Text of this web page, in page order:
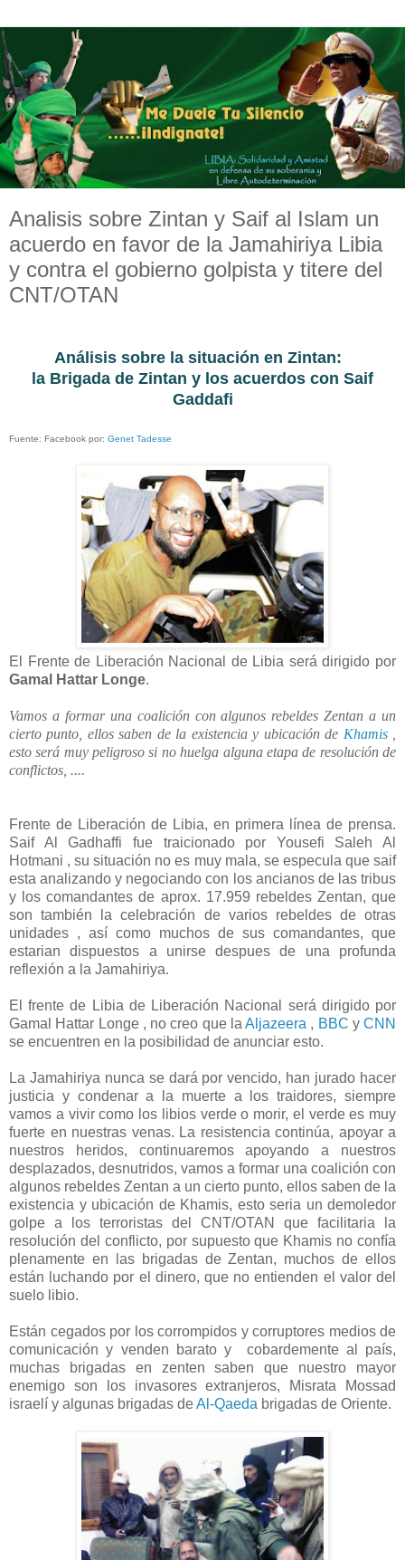
Analisis sobre Zintan y Saif al Islam un
acuerdo en favor de la Jamahiriya Libia
y contra el gobierno golpista y titere del
CNT/OTAN
Análisis sobre la situación en Zintan:
la Brigada de Zintan y los acuerdos con Saif
Gaddafi
Fuente: Facebook por: Genet Tadesse
El Frente de Liberación Nacional de Libia será dirigido por
Gamal Hattar Longe.
Vamos a formar una coalición con algunos rebeldes Zentan a un
cierto punto, ellos saben de la existencia y ubicación de Khamis,
esto será muy peligroso si no huelga alguna etapa de resolución de
conflictos, ....
Frente de Liberación de Libia, en primera línea de prensa.
Saif Al Gadhaffi fue traicionado por Yousefi Saleh Al
Hotmani , su situación no es muy mala, se especula que saif
esta analizando y negociando con los ancianos de las tribus
y los comandantes de aprox. 17.959 rebeldes Zentan, que
son también la celebración de varios rebeldes de otras
unidades , así como muchos de sus comandantes, que
estarian dispuestos a unirse despues de una profunda
reflexión a la Jamahiriya.
El frente de Libia de Liberación Nacional será dirigido por
Gamal Hattar Longe , no creo que la Aljazeera , BBC y CNN
se encuentren en la posibilidad de anunciar esto.
La Jamahiriya nunca se dará por vencido, han jurado hacer
justicia y condenar a la muerte a los traidores, siempre
vamos a vivir como los libios verde o morir, el verde es muy
fuerte en nuestras venas. La resistencia continúa, apoyar a
nuestros heridos, continuaremos apoyando a nuestros
desplazados, desnutridos, vamos a formar una coalición con
algunos rebeldes Zentan a un cierto punto, ellos saben de la
existencia y ubicación de Khamis, esto seria un demoledor
golpe a los terroristas del CNT/OTAN que facilitaria la
resolución del conflicto, por supuesto que Khamis no confía
plenamente en las brigadas de Zentan, muchos de ellos
están luchando por el dinero, que no entienden el valor del
suelo libio.
Están cegados por los corrompidos y corruptores medios de
comunicación y venden barato y cobardemente al país,
muchas brigadas en zenten saben que nuestro mayor
enemigo son los invasores extranjeros, Misrata Mossad
israelí y algunas brigadas deAl-Qaeda brigadas de Oriente.